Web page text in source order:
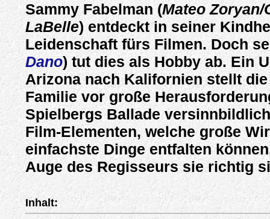
Sammy Fabelman (Mateo Zoryan/
LaBelle) entdeckt in seiner
Leidenschaft fürs Filmen. Doch
Dano) tut dies als Hobby ab. Ein
Arizona nach Kalifornien stellt
Familie vor große
Spielbergs Ballade
Film-Elementen, welche große
einfachste Dinge entfalten
Auge des Regisseurs sie richtig
Inhalt: